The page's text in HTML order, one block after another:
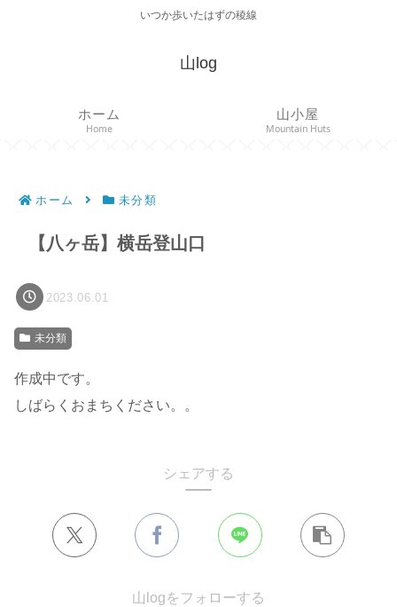
いつか歩いたはずの稜線
山log
ホーム
Home
山小屋
Mountain Huts
ホーム 未分類
【八ヶ岳】横岳登山口
2023.06.01
未分類
作成中です。
しばらくおまちください。。
シェアする
山logをフォローする